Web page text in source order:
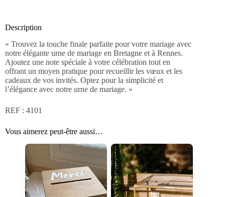
Description
« Trouvez la touche finale parfaite pour votre mariage avec
notre élégante urne de mariage en Bretagne et à Rennes.
Ajoutez une note spéciale à votre célébration tout en
offrant un moyen pratique pour recueillir les vœux et les
cadeaux de vos invités. Optez pour la simplicité et
l’élégance avec notre urne de mariage. »
REF : 4101
Vous aimerez peut-être aussi…